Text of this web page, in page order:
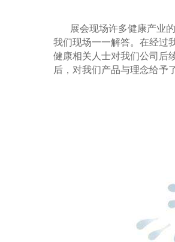
展会现场许多健康产业
我们现场一一解答。在经过
健康相关人士对我们公司后
后，对我们产品与理念给予